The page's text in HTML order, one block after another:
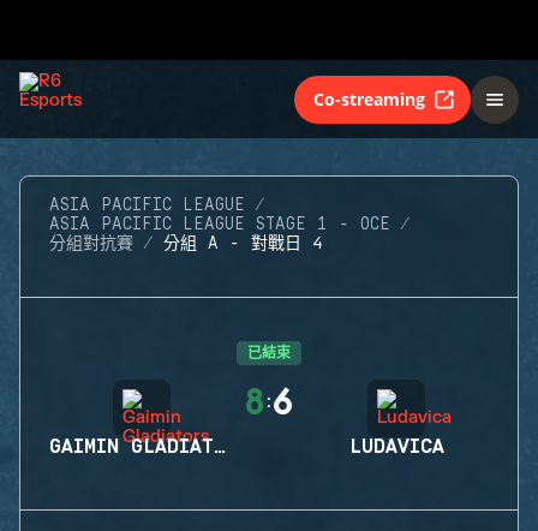
Co-streaming
ASIA PACIFIC LEAGUE
ASIA PACIFIC LEAGUE STAGE 1 - OCE
分組對抗賽
分組 A - 對戰日 4
已結束
GAIMIN GLADIATORS
8 :6
LUDAVICA